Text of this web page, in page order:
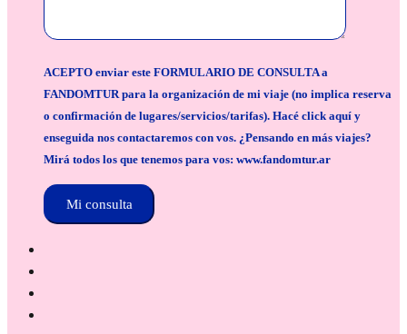
ACEPTO enviar este FORMULARIO DE CONSULTA a
FANDOMTUR para la organización de mi viaje (no implica reserva
o confirmación de lugares/servicios/tarifas). Hacé click aquí y
enseguida nos contactaremos con vos. ¿Pensando en más viajes?
Mirá todos los que tenemos para vos: www.fandomtur.ar